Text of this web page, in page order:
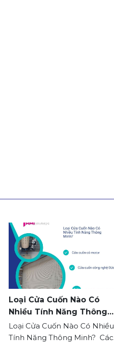
Loại Cửa Cuốn Nào Có
Nhiều Tính Năng Thông
Minh?
Loại Cửa Cuốn Nào Có Nhiều
Tính Năng Thông Minh? Các